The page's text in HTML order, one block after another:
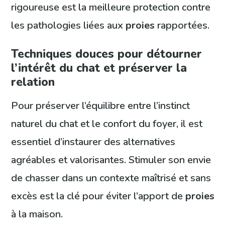
rigoureuse est la meilleure protection contre
les pathologies liées aux proies rapportées.
Techniques douces pour détourner
l’intérêt du chat et préserver la
relation
Pour préserver l’équilibre entre l’instinct
naturel du chat et le confort du foyer, il est
essentiel d’instaurer des alternatives
agréables et valorisantes. Stimuler son envie
de chasser dans un contexte maîtrisé et sans
excès est la clé pour éviter l’apport de proies
à la maison.